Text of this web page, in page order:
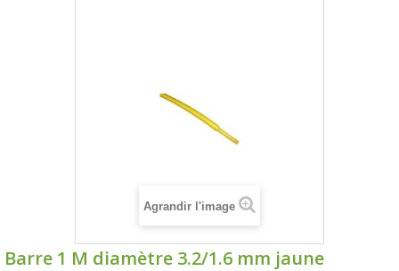
Agrandir l'image
Barre 1 M diamètre 3.2/1.6 mm jaune